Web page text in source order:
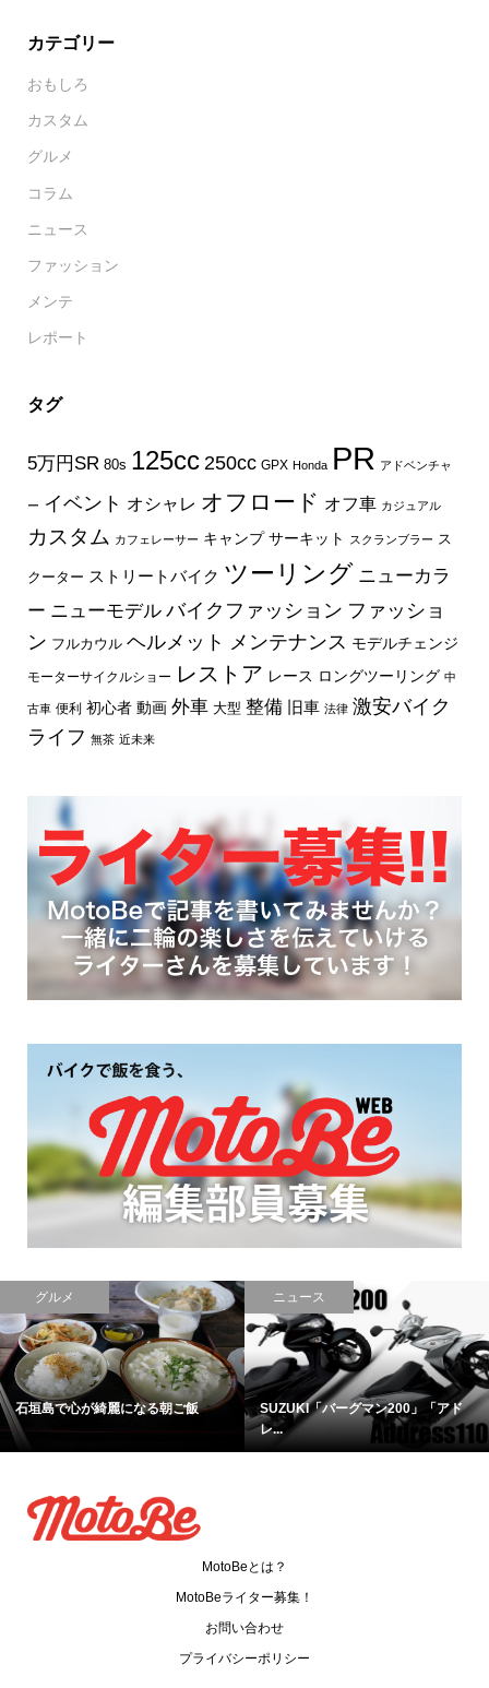
カテゴリー
おもしろ
カスタム
グルメ
コラム
ニュース
ファッション
メンテ
レポート
タグ
5万円SR 80s 125cc 250cc GPX Honda PR アドベンチャ
ー イベント オシャレ オフロード オフ車 カジュアル
カスタム カフェレーサー キャンプ サーキット スクランブラー ス
クーター ストリートバイク ツーリング ニューカラ
ー ニューモデル バイクファッション ファッショ
ン フルカウル ヘルメット メンテナンス モデルチェンジ
モーターサイクルショー レストア レース ロングツーリング 中
古車 便利 初心者 動画 外車 大型 整備 旧車 法律 激安バイク
ライフ 無茶 近未来
グルメ
石垣島で心が綺麗になる朝ご飯
ニュース
SUZUKI「バーグマン200」「アド
レ...
MotoBeとは？
MotoBeライター募集！
お問い合わせ
プライバシーポリシー